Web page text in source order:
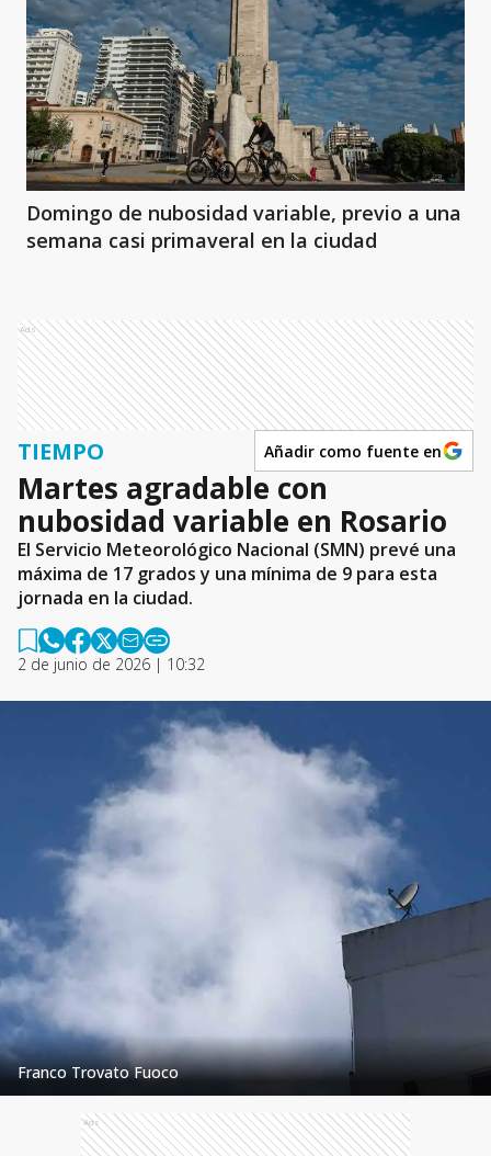
Domingo de nubosidad variable, previo a una
semana casi primaveral en la ciudad
Ads
TIEMPO Añadir como fuente en
Martes agradable con
nubosidad variable en Rosario
El Servicio Meteorológico Nacional (SMN) prevé una
máxima de 17 grados y una mínima de 9 para esta
jornada en la ciudad.
2 de junio de 2026 | 10:32
Franco Trovato Fuoco
Ads